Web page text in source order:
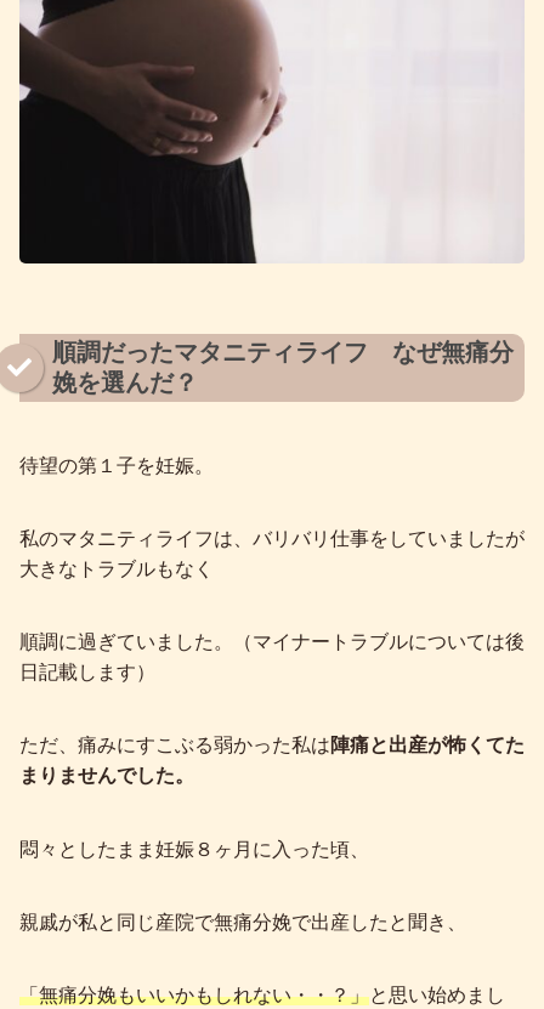
順調だったマタニティライフ なぜ無痛分
娩を選んだ？
待望の第１子を妊娠。
私のマタニティライフは、バリバリ仕事をしていましたが
大きなトラブルもなく
順調に過ぎていました。（マイナートラブルについては後
日記載します）
ただ、痛みにすこぶる弱かった私は陣痛と出産が怖くてた
まりませんでした。
悶々としたまま妊娠８ヶ月に入った頃、
親戚が私と同じ産院で無痛分娩で出産したと聞き、
「無痛分娩もいいかもしれない・・？」と思い始めまし